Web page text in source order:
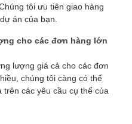
tôi ưu tiên giao hàng
án của bạn.
cho các đơn hàng lớn
lượng giá cả cho các đơn
chúng tôi càng có thể
các yêu cầu cụ thể của